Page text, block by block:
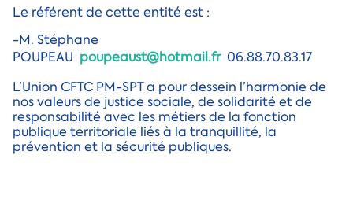
Le référent de cette entité est :
-M. Stéphane
POUPEAU poupeaust@hotmail.fr06.88.70.83.17
L’Union CFTC PM-SPT a pour dessein l’harmonie de
nos valeurs de justice sociale, de solidarité et de
responsabilité avec les métiers de la fonction
publique territoriale liés à la tranquillité, la
prévention et la sécurité publiques.